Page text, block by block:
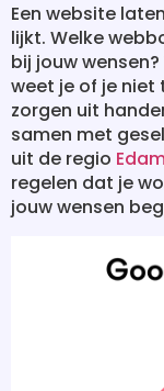
Een website
lijkt. Welke
bij jouw
weet je of je niet
zorgen uit
samen met
uit de regio
regelen dat je
jouw wensen